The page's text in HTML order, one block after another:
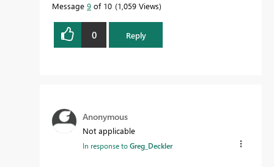
Message 9 of 10 1,059 Views
0 Reply
Anonymous
Not applicable
In response toGreg_Deckler